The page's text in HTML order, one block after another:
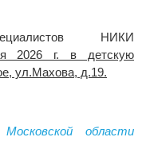
НИКИ
2026 г. в детскую
ул.Махова, д.19.
области